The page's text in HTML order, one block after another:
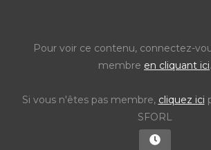
Pour voir ce contenu, connectez-
membre en cliquant ici.
Si vous n'êtes pas membre, cliquez ici
SFORL